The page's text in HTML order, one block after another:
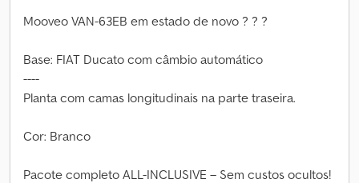
Mooveo VAN-63EB em estado de novo ? ? ?
Base: FIAT Ducato com câmbio automático
----
Planta com camas longitudinais na parte traseira.
Cor: Branco
Pacote completo ALL-INCLUSIVE – Sem custos ocultos!